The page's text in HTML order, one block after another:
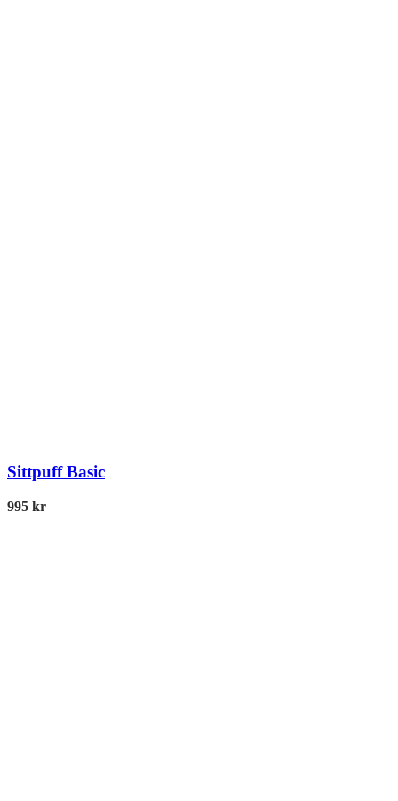
Sittpuff Basic
995 kr